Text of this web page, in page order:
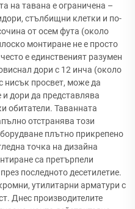
на тавана е ограничена –
стълбищни клетки и по-
от осем фута (около
монтиране не е просто
е единственият разумен
дори с 12 инча (около
нисък просвет, може да
дори да представлява
обитатели. Таванната
отстранява този
плътно прикрепено
точка на дизайна
са претърпели
последното десетилетие.
утилитарни арматури с
Днес производителите